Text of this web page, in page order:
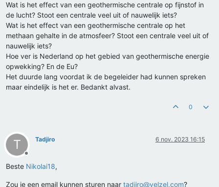
Wat is het effect van een geothermische centrale op fijnstof in
de lucht? Stoot een centrale veel uit of nauwelijk iets?
Wat is het effect van een geothermische centrale op het
methaan gehalte in de atmosfeer? Stoot een centrale veel uit of
nauwelijk iets?
Hoe ver is Nederland op het gebied van geothermische energie
opwekking? En de Eu?
Het duurde lang voordat ik de begeleider had kunnen spreken
maar eindelijk is het er. Bedankt alvast.
0
T
Offline
Tadjiro 6 nov. 2023 16:15
Beste Nikolai18,
Zou je een email kunnen sturen naar tadjiro@velzel.com?